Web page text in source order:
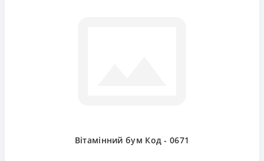
Вітамінний бум Код - 0671